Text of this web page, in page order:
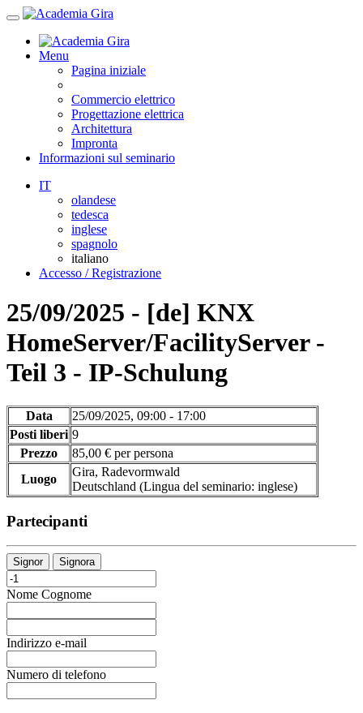
Menu
Pagina iniziale
Commercio elettrico
Progettazione elettrica
Architettura
Impronta
Informazioni sul seminario
IT
olandese
tedesca
inglese
spagnolo
italiano
Accesso / Registrazione
25/09/2025 - [de] KNX
HomeServer/FacilityServer -
Teil 3 - IP-Schulung
Data
25/09/2025, 09:00 - 17:00
Posti liberi 9
Prezzo
85,00 € per persona
Luogo
Gira, Radevormwald
Deutschland (Lingua del seminario: inglese)
Partecipanti
Signor Signora
Nome Cognome
Indirizzo e-mail
Numero di telefono